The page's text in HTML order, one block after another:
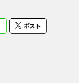
ポスト